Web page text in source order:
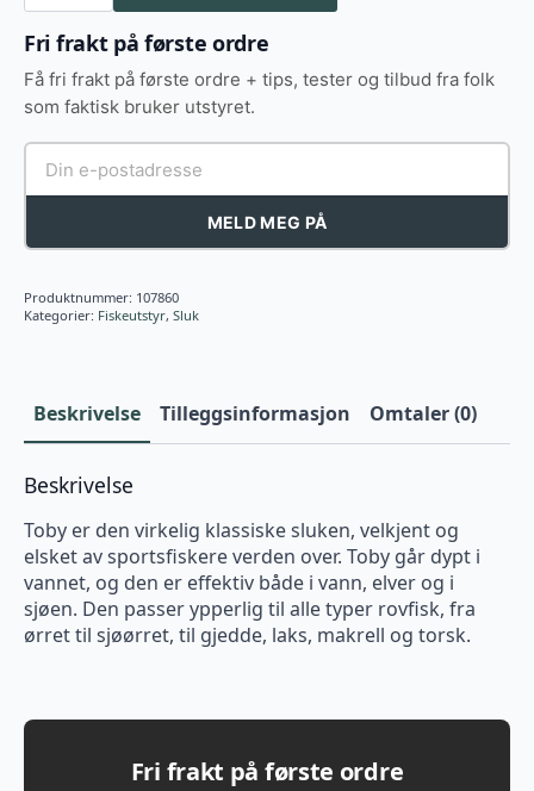
antall
Fri frakt på første ordre
Få fri frakt på første ordre + tips, tester og tilbud fra folk
som faktisk bruker utstyret.
MELD MEG PÅ
Produktnummer: 107860
Kategorier: Fiskeutstyr, Sluk
Beskrivelse Tilleggsinformasjon Omtaler (0)
Beskrivelse
Toby er den virkelig klassiske sluken, velkjent og
elsket av sportsfiskere verden over. Toby går dypt i
vannet, og den er effektiv både i vann, elver og i
sjøen. Den passer ypperlig til alle typer rovfisk, fra
ørret til sjøørret, til gjedde, laks, makrell og torsk.
Fri frakt på første ordre